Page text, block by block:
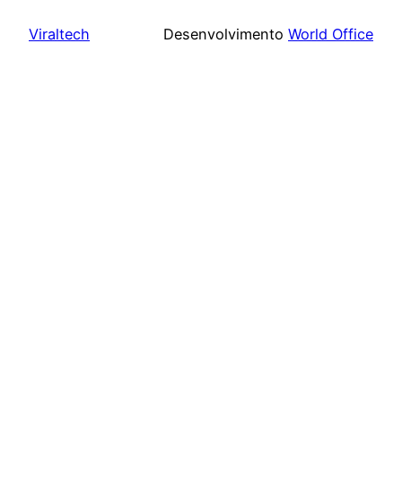
Viraltech Desenvolvimento World Office